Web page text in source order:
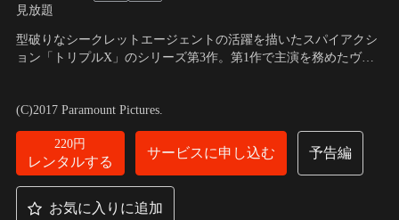
見放題
型破りなシークレットエージェントの活躍を描いたスパイアクシ
ョン「トリプルX」のシリーズ第3作。第1作で主演を務めたヴィ
軍事兵器奪還のため、エクストリームスポーツ界のカリスマであ
るザンダー・ケイジが再び国家安全保障局（NSA）に…。
他／監督：D・J・カルーソー
(C)2017 Paramount Pictures.
220円
レンタルする
サービスに申し込む 予告編
お気に入りに追加